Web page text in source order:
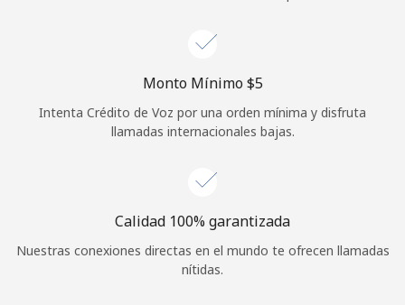
Monto Mínimo ⁦$5⁩
Intenta Crédito de Voz por una orden mínima y disfruta
llamadas internacionales bajas.
Calidad 100% garantizada
Nuestras conexiones directas en el mundo te ofrecen llamadas
nítidas.